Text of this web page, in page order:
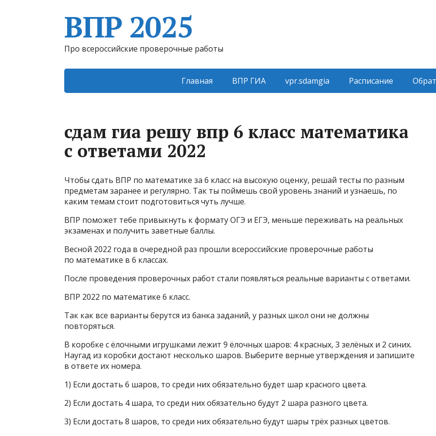
ВПР 2025
Про всероссийские проверочные работы
Главная ВПР ГИА vpr.sdamgia Расписание
сдам гиа решу впр 6 класс математика
с ответами 2022
Чтобы сдать ВПР по математике за 6 класс на высокую оценку, решай тесты по разным
предметам заранее и регулярно. Так ты поймешь свой уровень знаний и узнаешь, по
каким темам стоит подготовиться чуть лучше.
ВПР поможет тебе привыкнуть к формату ОГЭ и ЕГЭ, меньше переживать на реальных
экзаменах и получить заветные баллы.
Весной 2022 года в очередной раз прошли всероссийские проверочные работы
по математике в 6 классах.
После проведения проверочных работ стали появляться реальные варианты с ответами.
ВПР 2022 по математике 6 класс.
Так как все варианты берутся из банка заданий, у разных школ они не должны
повторяться.
В коробке с ёлочными игрушками лежит 9 ёлочных шаров: 4 красных, 3 зелёных и 2 синих.
Наугад из коробки достают несколько шаров. Выберите верные утверждения и запишите
в ответе их номера.
1) Если достать 6 шаров, то среди них обязательно будет шар красного цвета.
2) Если достать 4 шара, то среди них обязательно будут 2 шара разного цвета.
3) Если достать 8 шаров, то среди них обязательно будут шары трёх разных цветов.